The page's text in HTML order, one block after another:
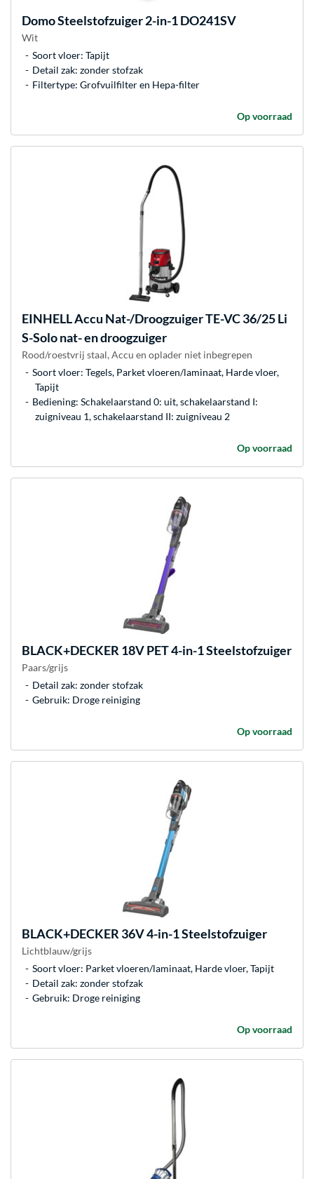
DomoSteelstofzuiger 2-in-1 DO241SV
Wit
Soort vloer: Tapijt
Detail zak: zonder stofzak
Filtertype: Grofvuilfilter en Hepa-filter
Op voorraad
EINHELLAccu Nat-/Droogzuiger TE-VC 36/25 Li
S-Solo nat- en droogzuiger
Rood/roestvrij staal, Accu en oplader niet inbegrepen
Soort vloer: Tegels, Parket vloeren/laminaat, Harde vloer,
Tapijt
Bediening: Schakelaarstand 0: uit, schakelaarstand I:
zuigniveau 1, schakelaarstand II: zuigniveau 2
Op voorraad
BLACK+DECKER 18V PET 4-in-1 Steelstofzuiger
Paars/grijs
Detail zak: zonder stofzak
Gebruik: Droge reiniging
Op voorraad
BLACK+DECKER 36V 4-in-1 Steelstofzuiger
Lichtblauw/grijs
Soort vloer: Parket vloeren/laminaat, Harde vloer, Tapijt
Detail zak: zonder stofzak
Gebruik: Droge reiniging
Op voorraad